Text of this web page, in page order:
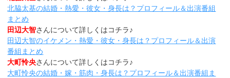
北脇太基の結婚・熱愛・彼女・身長は？プロフィール＆出演番組
まとめ
田辺大智さんについて詳しくはコチラ♪
田辺大智のイケメン・熱愛・彼女・身長は？プロフィール＆出演
番組まとめ
大町怜央さんについて詳しくはコチラ♪
大町怜央の結婚・嫁・筋肉・身長は？プロフィール＆出演番組ま